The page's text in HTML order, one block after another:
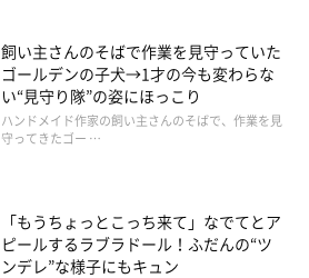
飼い主さんのそばで作業を見守っていた
ゴールデンの子犬→1才の今も変わらな
い“見守り隊”の姿にほっこり
ハンドメイド作家の飼い主さんのそばで、作業を見
守ってきたゴー …
「もうちょっとこっち来て」なでてとア
ピールするラブラドール！ふだんの“ツ
ンデレ”な様子にもキュン